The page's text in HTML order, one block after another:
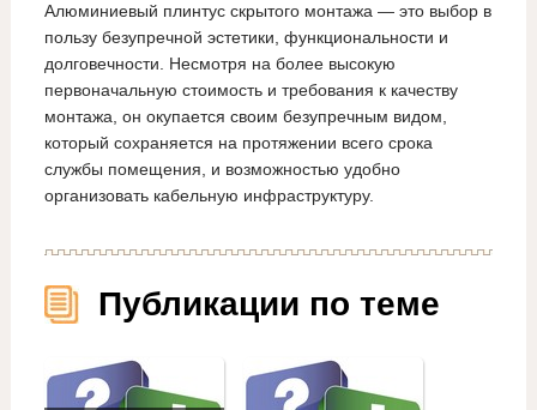
Алюминиевый плинтус скрытого монтажа — это выбор в
пользу безупречной эстетики, функциональности и
долговечности. Несмотря на более высокую
первоначальную стоимость и требования к качеству
монтажа, он окупается своим безупречным видом,
который сохраняется на протяжении всего срока
службы помещения, и возможностью удобно
организовать кабельную инфраструктуру.
Публикации по теме